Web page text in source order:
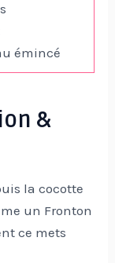
émincé
&
la cocotte
un Fronton
ce mets